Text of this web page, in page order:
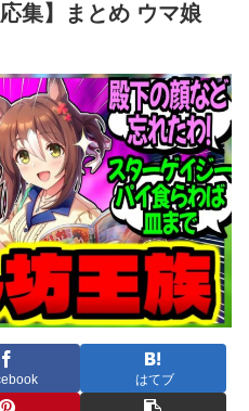
集】まとめ ウマ娘
はてブ